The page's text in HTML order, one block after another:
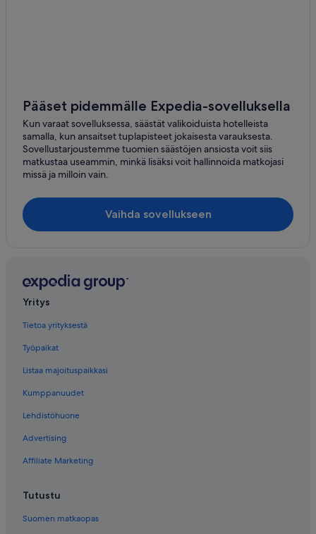
Pääset pidemmälle Expedia-sovelluksella
Kun varaat sovelluksessa, säästät valikoiduista hotelleista
samalla, kun ansaitset tuplapisteet jokaisesta varauksesta.
Sovellustarjoustemme tuomien säästöjen ansiosta voit siis
matkustaa useammin, minkä lisäksi voit hallinnoida matkojasi
missä ja milloin vain.
Vaihda sovellukseen
Yritys
Tietoa yrityksestä
Työpaikat
Listaa majoituspaikkasi
Kumppanuudet
Lehdistöhuone
Advertising
Affiliate Marketing
Tutustu
Suomen matkaopas